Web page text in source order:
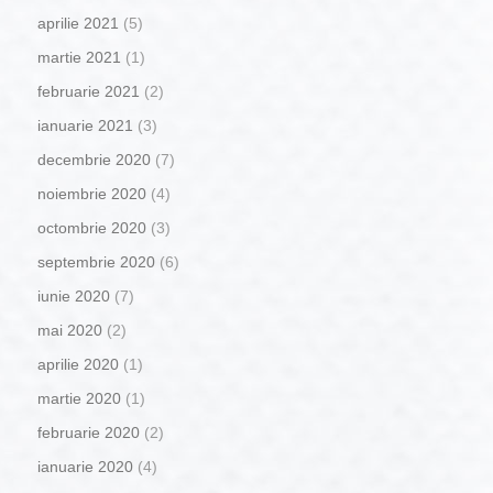
aprilie 2021 (5)
martie 2021 (1)
februarie 2021 (2)
ianuarie 2021 (3)
decembrie 2020 (7)
noiembrie 2020 (4)
octombrie 2020 (3)
septembrie 2020 (6)
iunie 2020 (7)
mai 2020 (2)
aprilie 2020 (1)
martie 2020 (1)
februarie 2020 (2)
ianuarie 2020 (4)